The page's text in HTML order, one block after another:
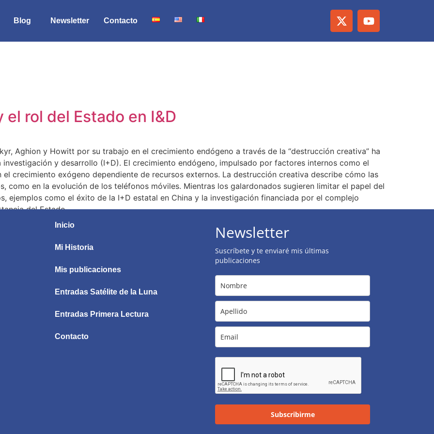
Blog Newsletter Contacto
el rol del Estado en I&D
Aghion y Howitt por su trabajo en el crecimiento endógeno a través de la “destrucción creativa” ha
y desarrollo (I+D). El crecimiento endógeno, impulsado por factores internos como el
crecimiento exógeno dependiente de recursos externos. La destrucción creativa describe cómo las
como en la evolución de los teléfonos móviles. Mientras los galardonados sugieren limitar el papel del
ejemplos como el éxito de la I+D estatal en China y la investigación financiada por el complejo
del Estado.
Inicio
Mi Historia
Mis publicaciones
Entradas Satélite de la Luna
Entradas Primera Lectura
Contacto
Newsletter
Suscríbete y te enviaré mis últimas
publicaciones
Subscribirme